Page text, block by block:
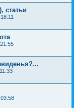
статьи